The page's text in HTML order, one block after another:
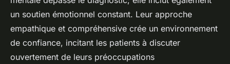
un soutien émotionnel constant. Leur approche
empathique et compréhensive crée un environnement
de confiance, incitant les patients à discuter
ouvertement de leurs préoccupations